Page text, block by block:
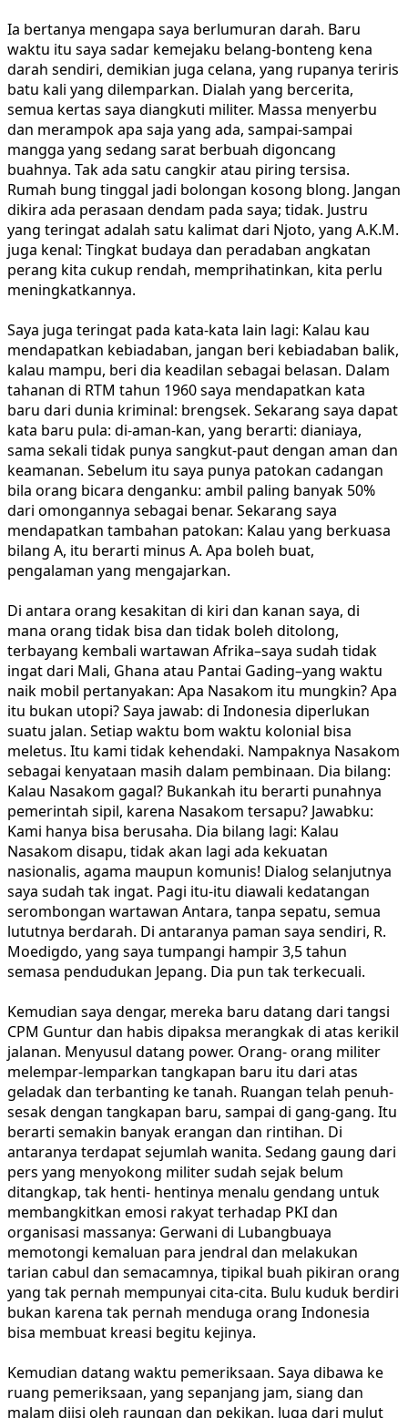
Ia bertanya mengapa saya berlumuran darah. Baru
waktu itu saya sadar kemejaku belang-bonteng kena
darah sendiri, demikian juga celana, yang rupanya teriris
batu kali yang dilemparkan. Dialah yang bercerita,
semua kertas saya diangkuti militer. Massa menyerbu
dan merampok apa saja yang ada, sampai-sampai
mangga yang sedang sarat berbuah digoncang
buahnya. Tak ada satu cangkir atau piring tersisa.
Rumah bung tinggal jadi bolongan kosong blong. Jangan
dikira ada perasaan dendam pada saya; tidak. Justru
yang teringat adalah satu kalimat dari Njoto, yang A.K.M.
juga kenal: Tingkat budaya dan peradaban angkatan
perang kita cukup rendah, memprihatinkan, kita perlu
meningkatkannya.
Saya juga teringat pada kata-kata lain lagi: Kalau kau
mendapatkan kebiadaban, jangan beri kebiadaban balik,
kalau mampu, beri dia keadilan sebagai belasan. Dalam
tahanan di RTM tahun 1960 saya mendapatkan kata
baru dari dunia kriminal: brengsek. Sekarang saya dapat
kata baru pula: di-aman-kan, yang berarti: dianiaya,
sama sekali tidak punya sangkut-paut dengan aman dan
keamanan. Sebelum itu saya punya patokan cadangan
bila orang bicara denganku: ambil paling banyak 50%
dari omongannya sebagai benar. Sekarang saya
mendapatkan tambahan patokan: Kalau yang berkuasa
bilang A, itu berarti minus A. Apa boleh buat,
pengalaman yang mengajarkan.
Di antara orang kesakitan di kiri dan kanan saya, di
mana orang tidak bisa dan tidak boleh ditolong,
terbayang kembali wartawan Afrika–saya sudah tidak
ingat dari Mali, Ghana atau Pantai Gading–yang waktu
naik mobil pertanyakan: Apa Nasakom itu mungkin? Apa
itu bukan utopi? Saya jawab: di Indonesia diperlukan
suatu jalan. Setiap waktu bom waktu kolonial bisa
meletus. Itu kami tidak kehendaki. Nampaknya Nasakom
sebagai kenyataan masih dalam pembinaan. Dia bilang:
Kalau Nasakom gagal? Bukankah itu berarti punahnya
pemerintah sipil, karena Nasakom tersapu? Jawabku:
Kami hanya bisa berusaha. Dia bilang lagi: Kalau
Nasakom disapu, tidak akan lagi ada kekuatan
nasionalis, agama maupun komunis! Dialog selanjutnya
saya sudah tak ingat. Pagi itu-itu diawali kedatangan
serombongan wartawan Antara, tanpa sepatu, semua
lututnya berdarah. Di antaranya paman saya sendiri, R.
Moedigdo, yang saya tumpangi hampir 3,5 tahun
semasa pendudukan Jepang. Dia pun tak terkecuali.
Kemudian saya dengar, mereka baru datang dari tangsi
CPM Guntur dan habis dipaksa merangkak di atas kerikil
jalanan. Menyusul datang power. Orang- orang militer
melempar-lemparkan tangkapan baru itu dari atas
geladak dan terbanting ke tanah. Ruangan telah penuh-
sesak dengan tangkapan baru, sampai di gang-gang. Itu
berarti semakin banyak erangan dan rintihan. Di
antaranya terdapat sejumlah wanita. Sedang gaung dari
pers yang menyokong militer sudah sejak belum
ditangkap, tak henti- hentinya menalu gendang untuk
membangkitkan emosi rakyat terhadap PKI dan
organisasi massanya: Gerwani di Lubangbuaya
memotongi kemaluan para jendral dan melakukan
tarian cabul dan semacamnya, tipikal buah pikiran orang
yang tak pernah mempunyai cita-cita. Bulu kuduk berdiri
bukan karena tak pernah menduga orang Indonesia
bisa membuat kreasi begitu kejinya.
Kemudian datang waktu pemeriksaan. Saya dibawa ke
ruang pemeriksaan, yang sepanjang jam, siang dan
malam diisi oleh raungan dan pekikan. Juga dari mulut